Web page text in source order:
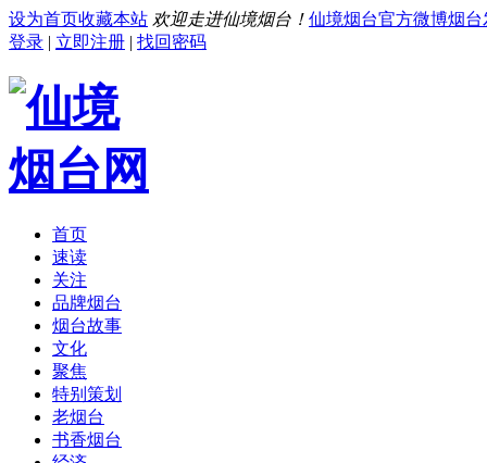
设为首页收藏本站 欢迎走进仙境烟台！ 仙境烟台官方微博烟台
登录 | 立即注册 | 找回密码
首页
速读
关注
品牌烟台
烟台故事
文化
聚焦
特别策划
老烟台
书香烟台